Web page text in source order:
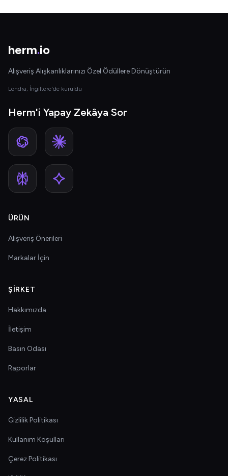
herm.io
Alışveriş Alışkanlıklarınızı Özel Ödüllere Dönüştürün
Londra, İngiltere'de kuruldu
Herm'i Yapay Zekâya Sor
ÜRÜN
Alışveriş Önerileri
Markalar İçin
ŞIRKET
Hakkımızda
İletişim
Basın Odası
Raporlar
YASAL
Gizlilik Politikası
Kullanım Koşulları
Çerez Politikası